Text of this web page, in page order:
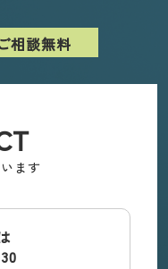
相談無料
ます